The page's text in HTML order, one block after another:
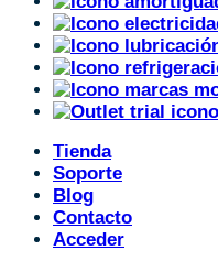
Tienda
Soporte
Blog
Contacto
Acceder